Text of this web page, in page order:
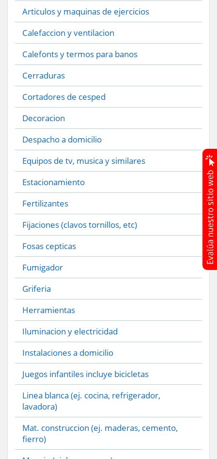
Articulos y maquinas de ejercicios
Calefaccion y ventilacion
Calefonts y termos para banos
Cerraduras
Cortadores de cesped
Decoracion
Despacho a domicilio
Equipos de tv, musica y similares
Estacionamiento
Fertilizantes
Fijaciones (clavos tornillos, etc)
Fosas cepticas
Fumigador
Griferia
Herramientas
Iluminacion y electricidad
Instalaciones a domicilio
Juegos infantiles incluye bicicletas
Linea blanca (ej. cocina, refrigerador,
lavadora)
Mat. construccion (ej. maderas, cemento,
fierro)